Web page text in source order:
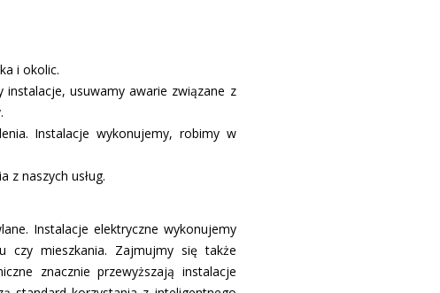
i okolic.
usuwamy awarie związane z
Instalacje wykonujemy, robimy w
z naszych usług.
Instalacje elektryczne wykonujemy
czy mieszkania. Zajmujmy się także
znacznie przewyższają instalacje